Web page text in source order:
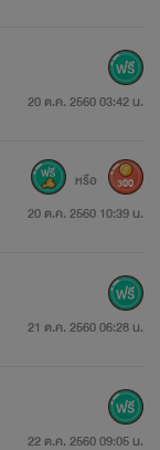
20 ต.ค. 2560 03:42 น.
20 ต.ค. 2560 10:39 น.
หรือ 300
21 ต.ค. 2560 06:28 น.
22 ต.ค. 2560 09:05 น.